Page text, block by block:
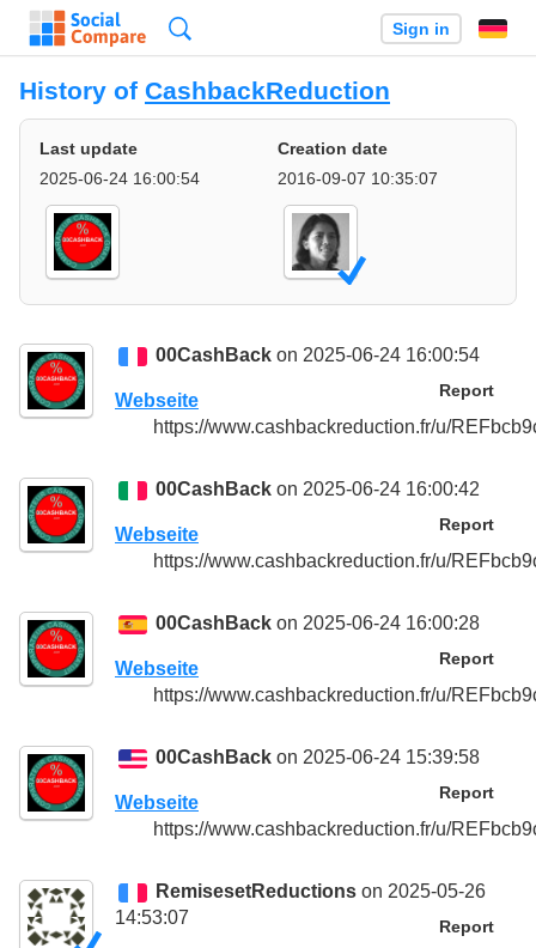
Sign in
History of CashbackReduction
Last update
2025-06-24 16:00:54
Creation date
2016-09-07 10:35:07
00CashBack on 2025-06-24 16:00:54
Report
Webseite
https://www.cashbackreduction.fr/u/
00CashBack on 2025-06-24 16:00:42
Report
Webseite
https://www.cashbackreduction.fr/u/
00CashBack on 2025-06-24 16:00:28
Report
Webseite
https://www.cashbackreduction.fr/u/
00CashBack on 2025-06-24 15:39:58
Report
Webseite
https://www.cashbackreduction.fr/u/
RemisesetReductions on 2025-05-26
14:53:07
Report